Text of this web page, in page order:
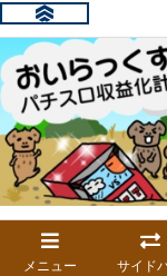
メニュー サイド